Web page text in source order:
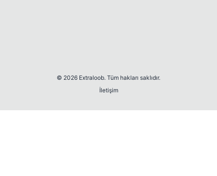
© 2026 Extraloob. Tüm hakları saklıdır.
İletişim